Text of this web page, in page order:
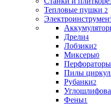
Тепловые пушки 2
Дрели4
Лобзики2
Миксеры0
Перфораторы
Пилы
Рубанки2
Фены1